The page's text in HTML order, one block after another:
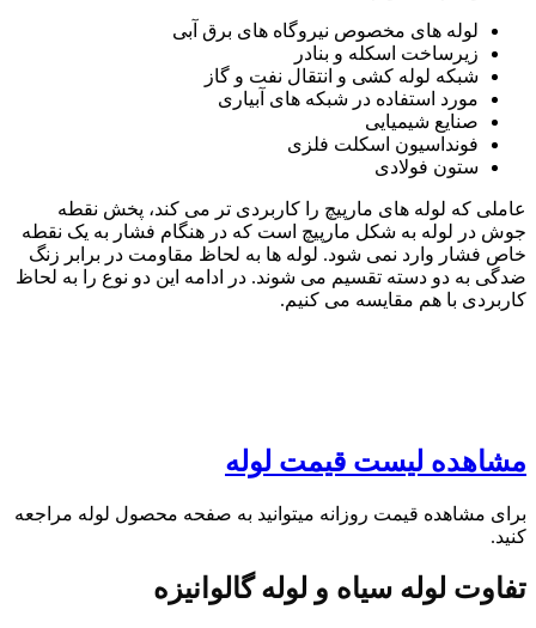
لوله های مخصوص نیروگاه های برق آبی
زیرساخت اسکله و بنادر
شبکه لوله کشی و انتقال نفت و گاز
مورد استفاده در شبکه های آبیاری
صنایع شیمیایی
فونداسیون اسکلت فلزی
ستون فولادی
عاملی که لوله های مارپیچ را کاربردی تر می کند، پخش نقطه
جوش در لوله به شکل مارپیچ است که در هنگام فشار به یک نقطه
خاص فشار وارد نمی شود. لوله ها به لحاظ مقاومت در برابر زنگ
ضدگی به دو دسته تقسیم می شوند. در ادامه این دو نوع را به لحاظ
کاربردی با هم مقایسه می کنیم.
مشاهده لیست قیمت لوله
برای مشاهده قیمت روزانه میتوانید به صفحه محصول لوله مراجعه
کنید.
تفاوت لوله سیاه و لوله گالوانیزه